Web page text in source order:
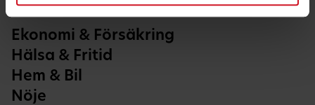
Ekonomi & Försäkring
Hälsa & Fritid
Hem & Bil
Nöje